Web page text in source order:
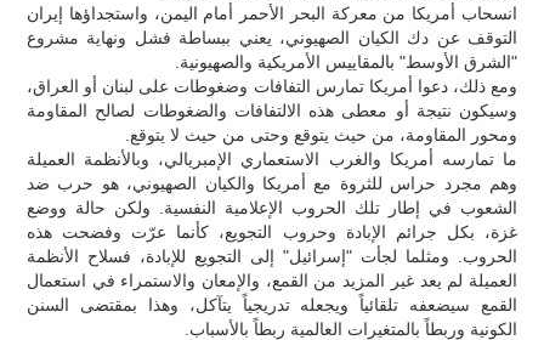
انسحاب أمريكا من معركة البحر الأحمر أمام اليمن، واستجداؤها إيران
التوقف عن دك الكيان الصهيوني، يعني ببساطة فشل ونهاية مشروع
"الشرق الأوسط" بالمقاييس الأمريكية والصهيونية.
ومع ذلك، دعوا أمريكا تمارس التفافات وضغوطات على لبنان أو العراق،
وسيكون نتيجة أو معطى هذه الالتفافات والضغوطات لصالح المقاومة
ومحور المقاومة، من حيث يتوقع وحتى من حيث لا يتوقع.
ما تمارسه أمريكا والغرب الاستعماري الإمبريالي، وبالأنظمة العميلة
وهم مجرد حراس للثروة مع أمريكا والكيان الصهيوني، هو حرب ضد
الشعوب في إطار تلك الحروب الإعلامیة النفسية. ولكن حالة ووضع
غزة، بكل جرائم الإبادة وحروب التجويع، كأنما عرّت وفضحت هذه
الحروب. ومثلما لجأت "إسرائيل" إلى التجويع للإبادة، فسلاح الأنظمة
العميلة لم يعد غير المزيد من القمع، والإمعان والاستمراء في استعمال
القمع سيضعفه تلقائياً ويجعله تدريجياً يتآكل، وهذا بمقتضى السنن
الكونية وربطاً بالمتغيرات العالمية ربطاً بالأسباب.